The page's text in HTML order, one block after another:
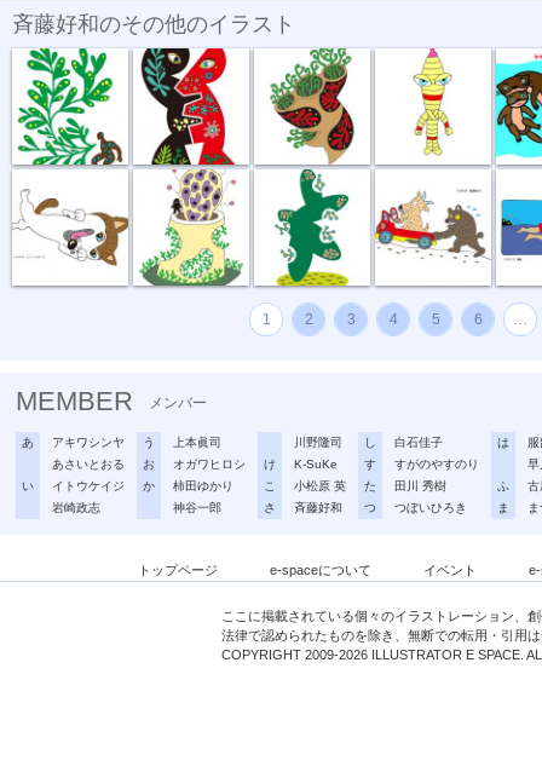
斉藤好和のその他のイラスト
植物のチカラ 組み合わせ 植木鉢
どう、このポ... おいしい匂い 新しい種 坂道登れば 遠泳
1 2 3 4 5 6 …
MEMBER メンバー
あ
アキワシンヤ
あさいとおる
い
イトウケイジ
岩崎政志
う
上本眞司
お
オガワヒロシ
か
柿田ゆかり
神谷一郎
川野隆司
け
K-SuKe
こ
小松原 英
さ
斉藤好和
し
白石佳子
す
すがのやすのり
た
田川 秀樹
つ
つぼいひろき
は
早
ふ
古
ま
トップページ e-spaceについて イベント
ここに掲載されている個々のイラストレーション、
法律で認められたものを除き、無断での転用・引用
COPYRIGHT 2009-2026 ILLUSTRATOR E SPACE.